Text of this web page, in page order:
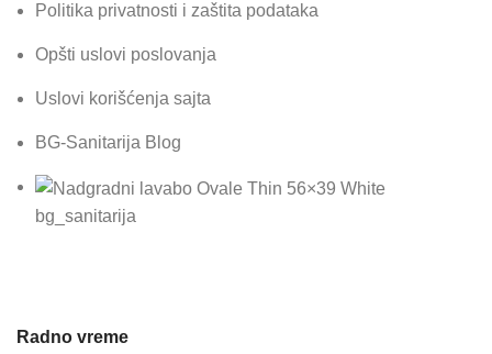
Politika privatnosti i zaštita podataka
Opšti uslovi poslovanja
Uslovi korišćenja sajta
BG-Sanitarija Blog
bg_sanitarija
Radno vreme